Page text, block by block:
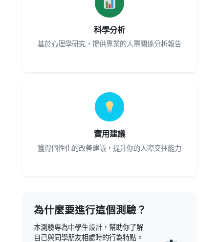
科學分析
基於心理學研究，提供專業的人際關係分析報告
實用建議
獲得個性化的改善建議，提升你的人際交往能力
為什麼要進行這個測驗？
本測驗專為中學生設計，幫助你了解
自己與同學朋友相處時的行為特點。